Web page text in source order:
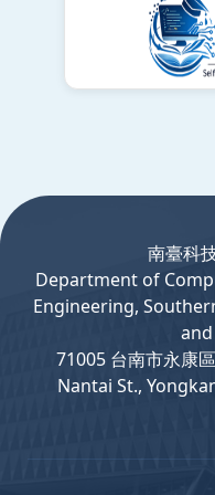
南臺科
Departmentof
Engineering,
71005 台南市永康
Nantai St.,